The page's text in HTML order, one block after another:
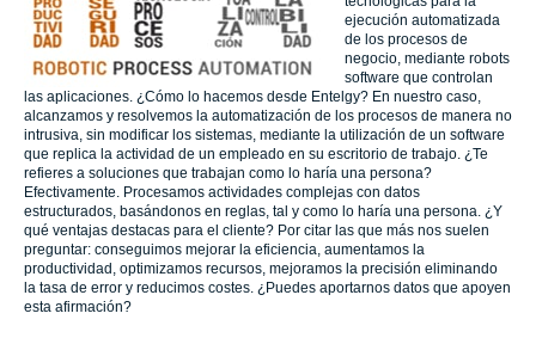
ejecución automatizada
de los procesos de
negocio, mediante robots
software que controlan
las aplicaciones. ¿Cómo lo hacemos desde Entelgy? En nuestro caso,
alcanzamos y resolvemos la automatización de los procesos de manera no
intrusiva, sin modificar los sistemas, mediante la utilización de un software
que replica la actividad de un empleado en su escritorio de trabajo. ¿Te
refieres a soluciones que trabajan como lo haría una persona?
Efectivamente. Procesamos actividades complejas con datos
estructurados, basándonos en reglas, tal y como lo haría una persona. ¿Y
qué ventajas destacas para el cliente? Por citar las que más nos suelen
preguntar: conseguimos mejorar la eficiencia, aumentamos la
productividad, optimizamos recursos, mejoramos la precisión eliminando
la tasa de error y reducimos costes. ¿Puedes aportarnos datos que apoyen
esta afirmación?